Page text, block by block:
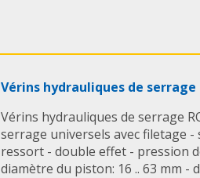
Vérins hydrauliques de serrage
Vérins hydrauliques de serrage
serrage universels avec filetage
ressort - double effet - pression
diamètre du piston: 16 .. 63 mm -